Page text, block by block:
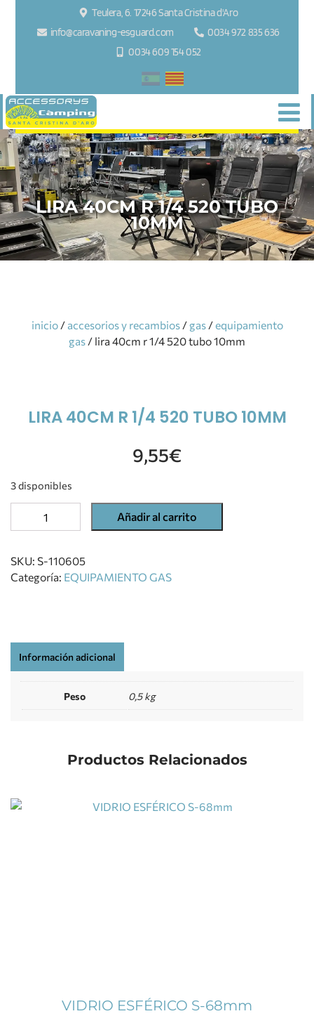
Teulera, 6. 17246 Santa Cristina d'Aro
info@caravaning-esguard.com
0034 972 835 636
0034 609 154 052
LIRA 40CM R 1/4 520 TUBO
10MM
inicio/ accesorios y recambios/gas/equipamiento
gas / lira 40cm r 1/4 520 tubo 10mm
LIRA 40CM R 1/4 520 TUBO 10MM
9,55€
3 disponibles
Añadir al carrito
SKU: S-110605
Categoría: EQUIPAMIENTO GAS
Información adicional
Peso 0,5 kg
Productos Relacionados
VIDRIO ESFÉRICO S-68mm